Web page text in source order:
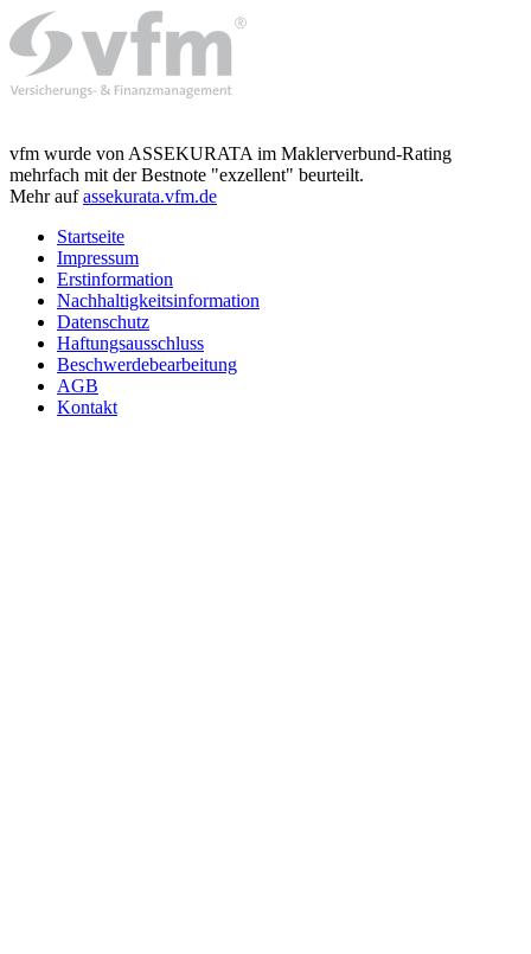
vfm wurde von ASSEKURATA im Maklerverbund-Rating
mehrfach mit der Bestnote "exzellent" beurteilt.
Mehr aufassekurata.vfm.de
Startseite
Impressum
Erstinformation
Nachhaltigkeitsinformation
Datenschutz
Haftungsausschluss
Beschwerdebearbeitung
AGB
Kontakt